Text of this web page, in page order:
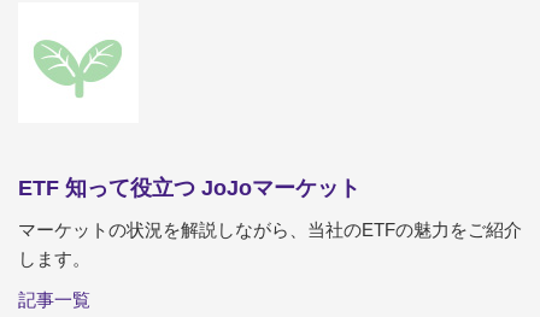
ETF 知って役立つ JoJoマーケット
マーケットの状況を解説しながら、当社のETFの魅力をご紹介
します。
記事一覧